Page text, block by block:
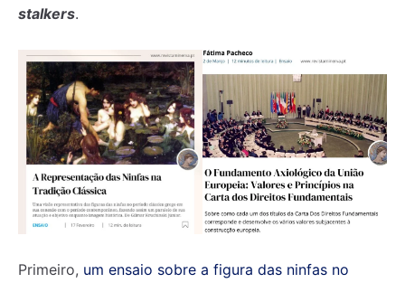
stalkers.
Primeiro, um ensaio sobre a figura das ninfas no